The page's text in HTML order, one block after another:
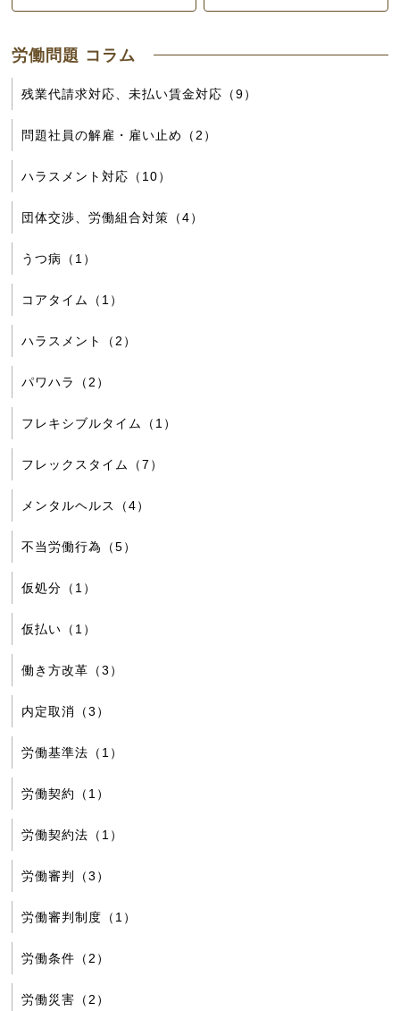
労働問題 コラム
残業代請求対応、未払い賃金対応（9）
問題社員の解雇・雇い止め（2）
ハラスメント対応（10）
団体交渉、労働組合対策（4）
うつ病（1）
コアタイム（1）
ハラスメント（2）
パワハラ（2）
フレキシブルタイム（1）
フレックスタイム（7）
メンタルヘルス（4）
不当労働行為（5）
仮処分（1）
仮払い（1）
働き方改革（3）
内定取消（3）
労働基準法（1）
労働契約（1）
労働契約法（1）
労働審判（3）
労働審判制度（1）
労働条件（2）
労働災害（2）